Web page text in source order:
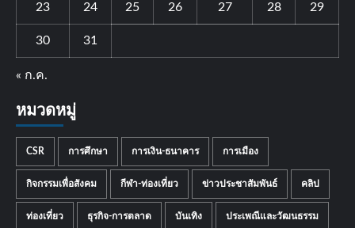
23 24 25 26 27 28 29
30 31
« ก.ค.
หมวดหมู่
CSR การศึกษา การเงิน-ธนาคาร การเมือง
กิจกรรมเพื่อสังคม กีฬา-ท่องเที่ยว ข่าวประชาสัมพันธ์ คลิป
ท่องเที่ยว ธุรกิจ-การตลาด บันเทิง ประเพณีและวัฒนธรรม